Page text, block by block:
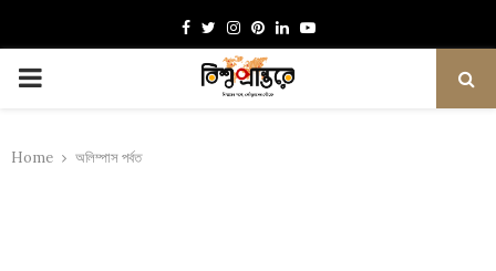
Facebook
TwitterInstagram
Pinterest
LinkedinYoutube
PRIMARY
Home অলিম্পাস পর্বত